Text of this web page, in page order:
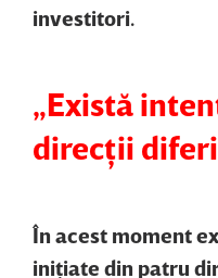
investitori.
„Există
direcţii
În acest moment
iniţiate din patru